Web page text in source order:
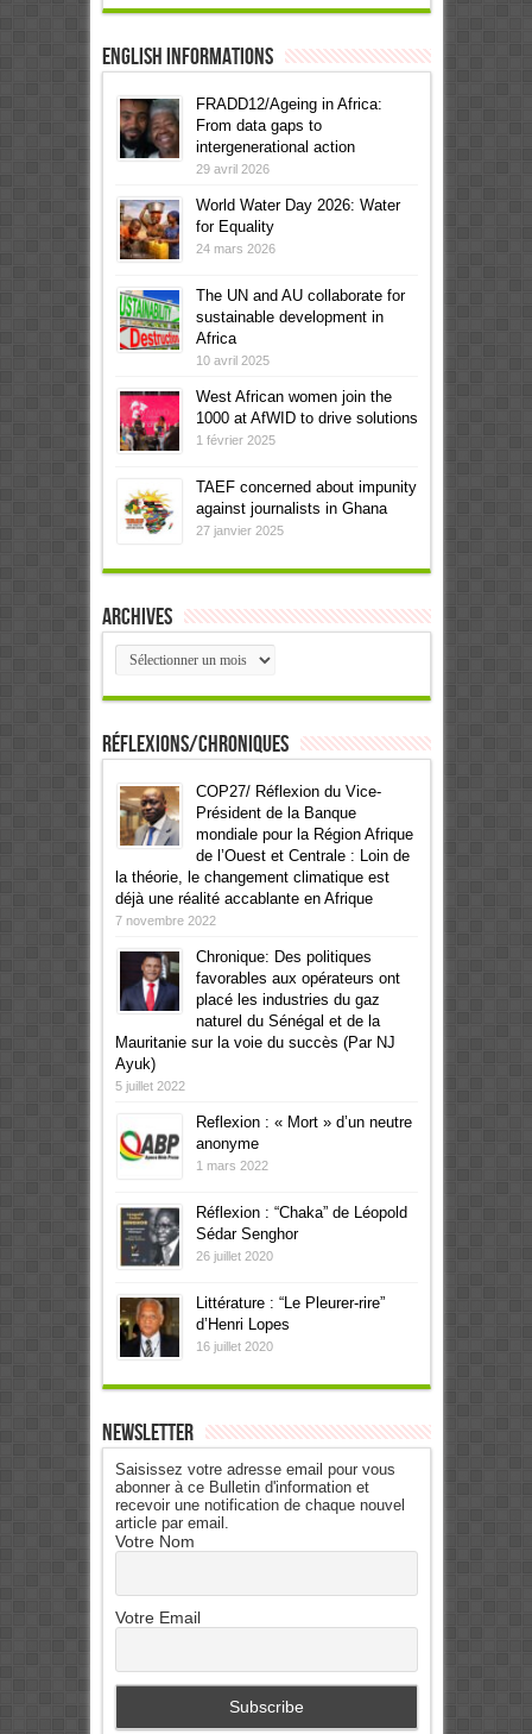
English informations
FRADD12/Ageing in Africa:
From data gaps to
intergenerational action
29 avril 2026
World Water Day 2026: Water
for Equality
24 mars 2026
The UN and AU collaborate for
sustainable development in
Africa
10 avril 2025
West African women join the
1000 at AfWID to drive solutions
1 février 2025
TAEF concerned about impunity
against journalists in Ghana
27 janvier 2025
Archives
Archives
Réflexions/Chroniques
COP27/ Réflexion du Vice-
Président de la Banque
mondiale pour la Région Afrique
de l’Ouest et Centrale : Loin de
la théorie, le changement climatique est
déjà une réalité accablante en Afrique
7 novembre 2022
Chronique: Des politiques
favorables aux opérateurs ont
placé les industries du gaz
naturel du Sénégal et de la
Mauritanie sur la voie du succès (Par NJ
Ayuk)
5 juillet 2022
Reflexion : « Mort » d’un neutre
anonyme
1 mars 2022
Réflexion : “Chaka” de Léopold
Sédar Senghor
26 juillet 2020
Littérature : “Le Pleurer-rire”
d’Henri Lopes
16 juillet 2020
Newsletter
Saisissez votre adresse email pour vous
abonner à ce Bulletin d'information et
recevoir une notification de chaque nouvel
article par email.
Votre Nom
Votre Email